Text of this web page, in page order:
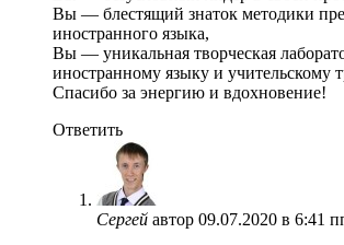
Вы — блестящий знаток методики
иностранного языка,
Вы — уникальная творческая
иностранному языку и учительскому
Спасибо за энергию и вдохновение!
Ответить
Сергей автор 09.07.2020 в 6:41